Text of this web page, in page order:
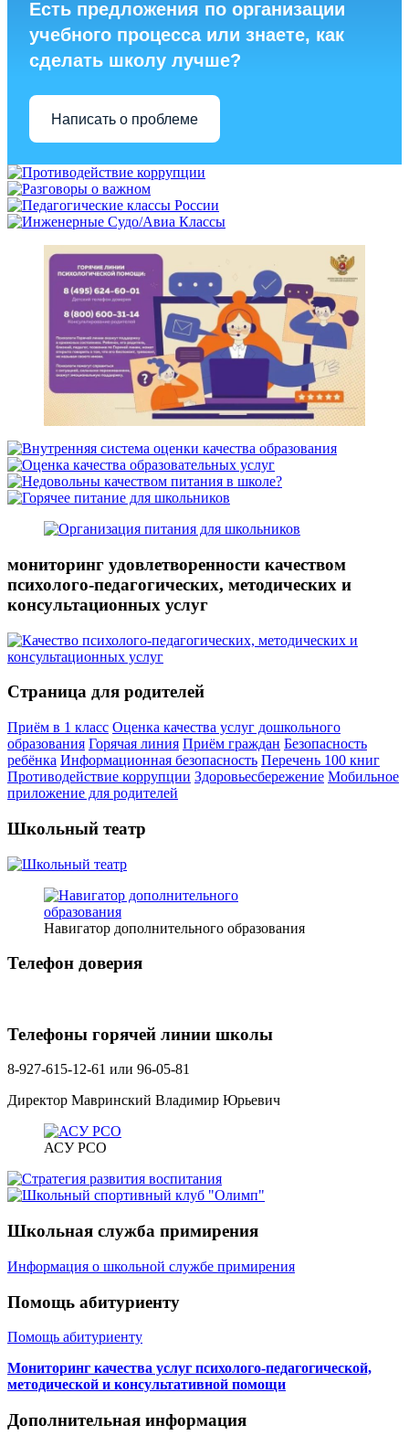
Есть предложения по организации
учебного процесса или знаете, как
сделать школу лучше?
Написать о проблеме
мониторинг удовлетворенности качеством
психолого-педагогических, методических и
консультационных услуг
Страница для родителей
Приём в 1 класс Оценка качества услуг дошкольного
образования Горячая линия Приём граждан Безопасность
ребёнка Информационная безопасность Перечень 100 книг
Противодействие коррупции Здоровьесбережение Мобильное
приложение для родителей
Школьный театр
Навигатор дополнительного образования
Телефон доверия
Телефоны горячей линии школы
8-927-615-12-61 или 96-05-81
Директор Мавринский Владимир Юрьевич
АСУ РСО
Школьная служба примирения
Информация о школьной службе примирения
Помощь абитуриенту
Помощь абитуриенту
Мониторинг качества услуг психолого-педагогической,
методической и консультативной помощи
Дополнительная информация